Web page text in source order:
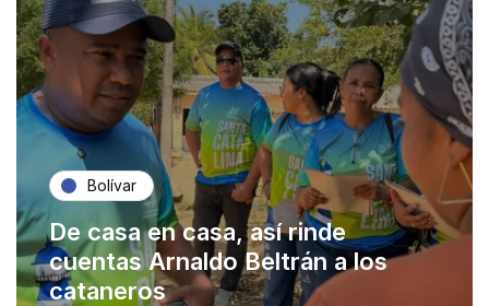
Bolívar
De casa en casa, así rinde
cuentas Arnaldo Beltrán a los
cataneros